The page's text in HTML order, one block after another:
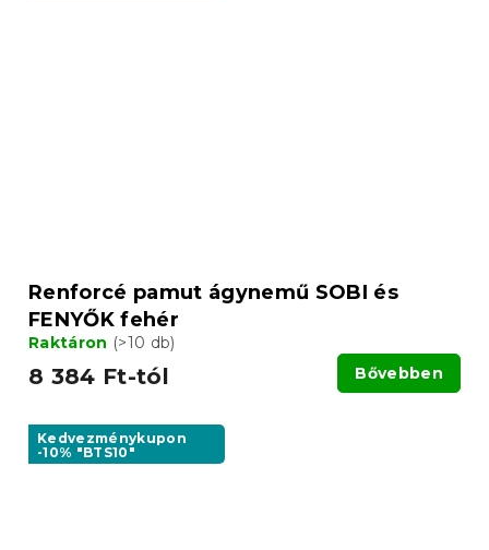
Renforcé pamut ágynemű SOBI és
FENYŐK fehér
Raktáron (>10 db)
8 384 Ft-tól Bővebben
Kedvezménykupon
-10% "BTS10"